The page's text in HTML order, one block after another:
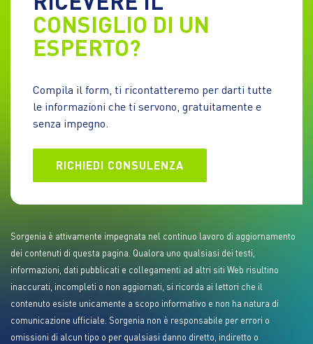
CONSIGLIO DI UN
ESPERTO?
Compila il form, ti ricontatteremo per darti tutte
le informazioni che ti servono, gratuitamente e
senza impegno.
RICHIEDI CONSULENZA
Sorgenia è attivamente impegnata nel continuo lavoro di aggiornamento
dei contenuti di questa pagina. Qualora uno qualsiasi dei testi,
informazioni, dati pubblicati e collegamenti ad altri siti Web risultino
inaccurati, incompleti o non aggiornati, si ricorda ai lettori che il
contenuto esiste unicamente a scopo informativo e non ha natura di
comunicazione ufficiale. Sorgenia non è responsabile per errori o
omissioni di alcun tipo o per qualsiasi danno diretto, indiretto o